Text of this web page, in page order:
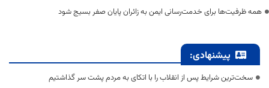
همه ظرفیت‌ها برای خدمت‌رسانی ایمن به زائران پایان صفر بسیج شود
پیشنهادی:
سخت‌ترین شرایط پس از انقلاب را با اتکای به مردم پشت سر گذاشتیم